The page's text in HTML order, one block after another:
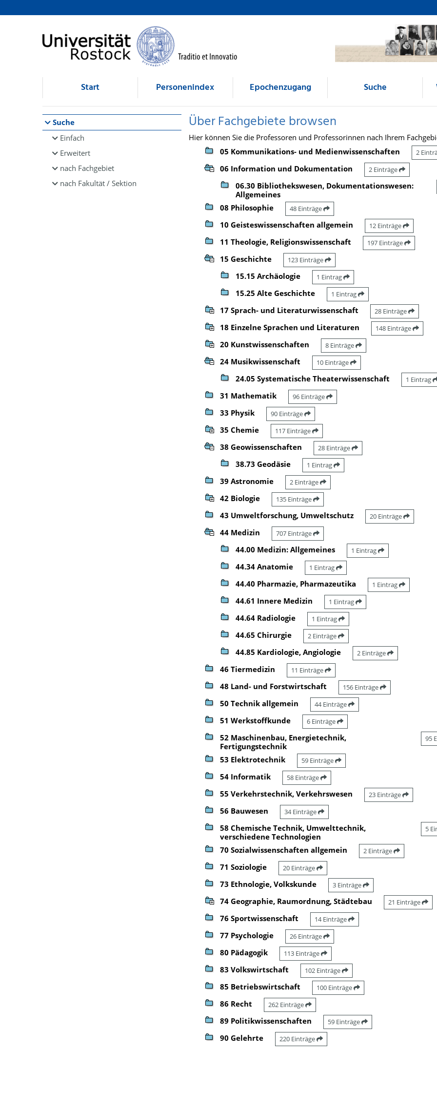
Browsen
direkt zum Inhalt
Start Personenindex Epochenzugang Suche
Suche
Einfach
Erweitert
nach Fachgebiet
nach Fakultät / Sektion
Über Fachgebiete browsen
Hier können Sie die Professoren und Professorinnen nach Ihrem
05 Kommunikations- und Medienwissenschaften
2
06 Information und Dokumentation 2 Einträge
06.30 Bibliothekswesen, Dokumentationswesen:
Allgemeines
08 Philosophie 48 Einträge
10 Geisteswissenschaften allgemein 12 Einträge
11 Theologie, Religionswissenschaft 197 Einträge
15 Geschichte 123 Einträge
15.15 Archäologie 1 Eintrag
15.25 Alte Geschichte 1 Eintrag
17 Sprach- und Literaturwissenschaft 28 Einträge
18 Einzelne Sprachen und Literaturen 148 Einträge
20 Kunstwissenschaften 8 Einträge
24 Musikwissenschaft 10 Einträge
24.05 Systematische Theaterwissenschaft 1 Eintrag
31 Mathematik 96 Einträge
33 Physik 90 Einträge
35 Chemie 117 Einträge
38 Geowissenschaften 28 Einträge
38.73 Geodäsie 1 Eintrag
39 Astronomie 2 Einträge
42 Biologie 135 Einträge
43 Umweltforschung, Umweltschutz 20 Einträge
44 Medizin 707 Einträge
44.00 Medizin: Allgemeines 1 Eintrag
44.34 Anatomie 1 Eintrag
44.40 Pharmazie, Pharmazeutika 1 Eintrag
44.61 Innere Medizin 1 Eintrag
44.64 Radiologie 1 Eintrag
44.65 Chirurgie 2 Einträge
44.85 Kardiologie, Angiologie 2 Einträge
46 Tiermedizin 11 Einträge
48 Land- und Forstwirtschaft 156 Einträge
50 Technik allgemein 44 Einträge
51 Werkstoffkunde 6 Einträge
52 Maschinenbau, Energietechnik,
Fertigungstechnik
95
53 Elektrotechnik 59 Einträge
54 Informatik 58 Einträge
55 Verkehrstechnik, Verkehrswesen 23 Einträge
56 Bauwesen 34 Einträge
58 Chemische Technik, Umwelttechnik,
verschiedene Technologien
5
70 Sozialwissenschaften allgemein 2 Einträge
71 Soziologie 20 Einträge
73 Ethnologie, Volkskunde 3 Einträge
74 Geographie, Raumordnung, Städtebau 21 Einträge
76 Sportwissenschaft 14 Einträge
77 Psychologie 26 Einträge
80 Pädagogik 113 Einträge
83 Volkswirtschaft 102 Einträge
85 Betriebswirtschaft 100 Einträge
86 Recht 262 Einträge
89 Politikwissenschaften 59 Einträge
90 Gelehrte 220 Einträge